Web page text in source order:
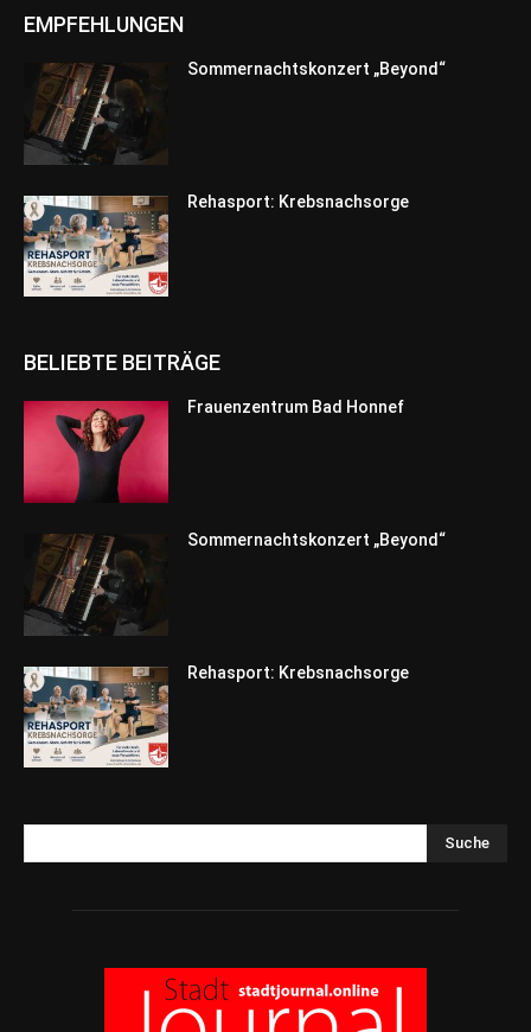
EMPFEHLUNGEN
Sommernachtskonzert „Beyond“
Rehasport: Krebsnachsorge
BELIEBTE BEITRÄGE
Frauenzentrum Bad Honnef
Sommernachtskonzert „Beyond“
Rehasport: Krebsnachsorge
Suche